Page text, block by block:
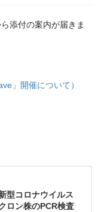
添付の案内が届きま
」開催について）
型コロナウイルス
ロン株のPCR検査